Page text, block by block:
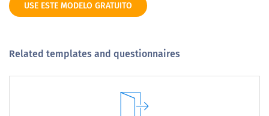
USE ESTE MODELO GRATUITO
Related templates and questionnaires